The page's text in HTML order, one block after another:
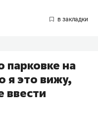
парковке на
я это вижу,
ввести